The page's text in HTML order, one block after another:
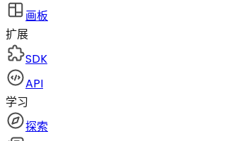
画板
扩展
SDK
API
学习
探索